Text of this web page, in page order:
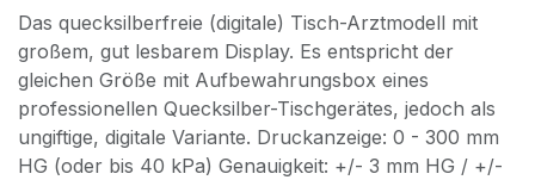
Das quecksilberfreie (digitale) Tisch-Arztmodell mit
großem, gut lesbarem Display. Es entspricht der
gleichen Größe mit Aufbewahrungsbox eines
professionellen Quecksilber-Tischgerätes, jedoch als
ungiftige, digitale Variante. Druckanzeige: 0 - 300 mm
HG (oder bis 40 kPa) Genauigkeit: +/- 3 mm HG / +/-